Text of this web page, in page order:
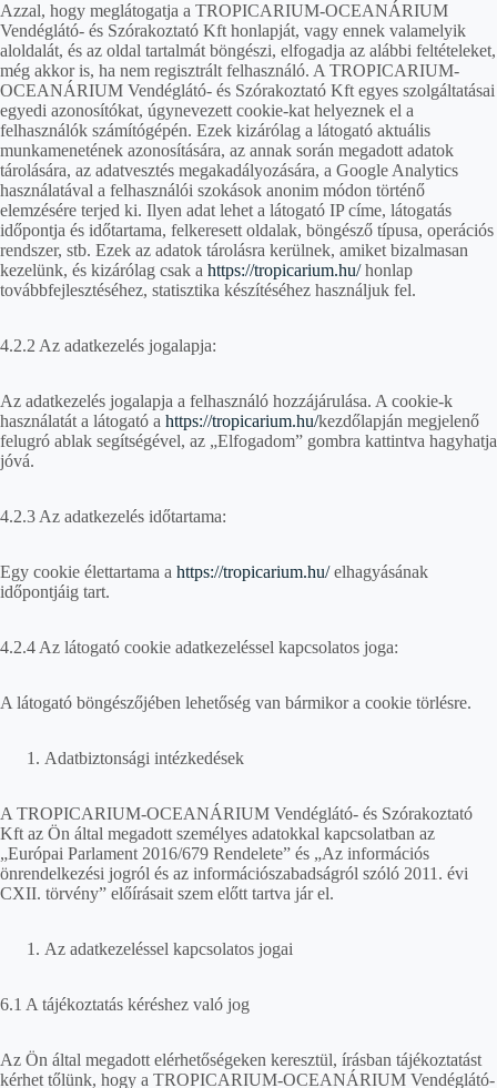
Azzal, hogy meglátogatja a TROPICARIUM-OCEANÁRIUM
Vendéglátó- és Szórakoztató Kft honlapját, vagy ennek valamelyik
aloldalát, és az oldal tartalmát böngészi, elfogadja az alábbi feltételeket,
még akkor is, ha nem regisztrált felhasználó. A TROPICARIUM-
OCEANÁRIUM Vendéglátó- és Szórakoztató Kft egyes szolgáltatásai
egyedi azonosítókat, úgynevezett cookie-kat helyeznek el a
felhasználók számítógépén. Ezek kizárólag a látogató aktuális
munkamenetének azonosítására, az annak során megadott adatok
tárolására, az adatvesztés megakadályozására, a Google Analytics
használatával a felhasználói szokások anonim módon történő
elemzésére terjed ki. Ilyen adat lehet a látogató IP címe, látogatás
időpontja és időtartama, felkeresett oldalak, böngésző típusa, operációs
rendszer, stb. Ezek az adatok tárolásra kerülnek, amiket bizalmasan
kezelünk, és kizárólag csak a https://tropicarium.hu/honlap
továbbfejlesztéséhez, statisztika készítéséhez használjuk fel.
4.2.2 Az adatkezelés jogalapja:
Az adatkezelés jogalapja a felhasználó hozzájárulása. A cookie-k
használatát a látogató a https://tropicarium.hu/kezdőlapján megjelenő
felugró ablak segítségével, az „Elfogadom” gombra kattintva hagyhatja
jóvá.
4.2.3 Az adatkezelés időtartama:
Egy cookie élettartama a https://tropicarium.hu/elhagyásának
időpontjáig tart.
4.2.4 Az látogató cookie adatkezeléssel kapcsolatos joga:
A látogató böngészőjében lehetőség van bármikor a cookie törlésre.
Adatbiztonsági intézkedések
A TROPICARIUM-OCEANÁRIUM Vendéglátó- és Szórakoztató
Kft az Ön által megadott személyes adatokkal kapcsolatban az
„Európai Parlament 2016/679 Rendelete” és „Az információs
önrendelkezési jogról és az információszabadságról szóló 2011. évi
CXII. törvény” előírásait szem előtt tartva jár el.
Az adatkezeléssel kapcsolatos jogai
6.1 A tájékoztatás kéréshez való jog
Az Ön által megadott elérhetőségeken keresztül, írásban tájékoztatást
kérhet tőlünk, hogy a TROPICARIUM-OCEANÁRIUM Vendéglátó-